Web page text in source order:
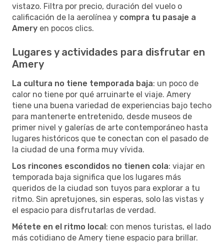
vistazo. Filtra por precio, duración del vuelo o
calificación de la aerolínea y compra tu pasaje a
Amery en pocos clics.
Lugares y actividades para disfrutar en
Amery
La cultura no tiene temporada baja: un poco de
calor no tiene por qué arruinarte el viaje. Amery
tiene una buena variedad de experiencias bajo techo
para mantenerte entretenido, desde museos de
primer nivel y galerías de arte contemporáneo hasta
lugares históricos que te conectan con el pasado de
la ciudad de una forma muy vívida.
Los rincones escondidos no tienen cola: viajar en
temporada baja significa que los lugares más
queridos de la ciudad son tuyos para explorar a tu
ritmo. Sin apretujones, sin esperas, solo las vistas y
el espacio para disfrutarlas de verdad.
Métete en el ritmo local: con menos turistas, el lado
más cotidiano de Amery tiene espacio para brillar.